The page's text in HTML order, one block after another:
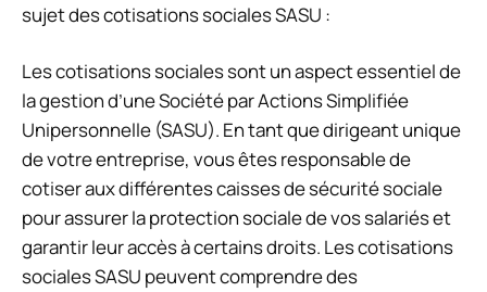
sujet des cotisations sociales SASU :
Les cotisations sociales sont un aspect essentiel de
la gestion d’une Société par Actions Simplifiée
Unipersonnelle (SASU). En tant que dirigeant unique
de votre entreprise, vous êtes responsable de
cotiser aux différentes caisses de sécurité sociale
pour assurer la protection sociale de vos salariés et
garantir leur accès à certains droits. Les cotisations
sociales SASU peuvent comprendre des